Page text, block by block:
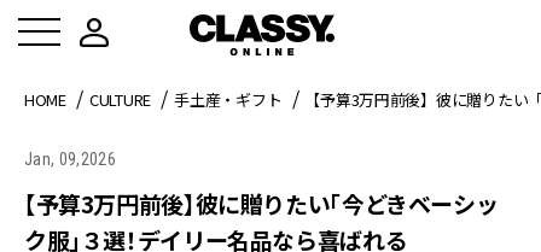
HOME CULTURE 手土産・ギフト 【予算3万円前後】彼に贈りた
Jan, 09,2026
【予算3万円前後】彼に贈りたい「今どきベーシッ
ク服」３選！デイリー名品なら喜ばれる